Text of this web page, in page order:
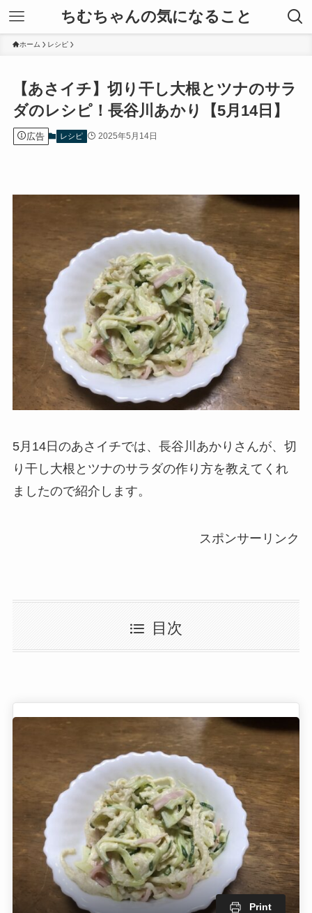
ちむちゃんの気になること
ホーム レシピ
【あさイチ】切り干し大根とツナのサラ
ダのレシピ！長谷川あかり【5月14日】
広告 レシピ 2025年5月14日
5月14日のあさイチでは、長谷川あかりさんが、切
り干し大根とツナのサラダの作り方を教えてくれ
ましたので紹介します。
スポンサーリンク
目次
Print